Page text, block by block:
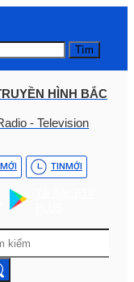
Tìm
HÌNH BẮC
- Television
MỚI TINMỚI